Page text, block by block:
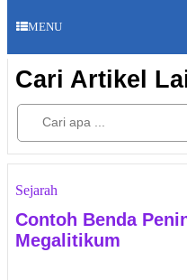
MENU
Cari Artikel
Sejarah
Contoh Benda
Megalitikum